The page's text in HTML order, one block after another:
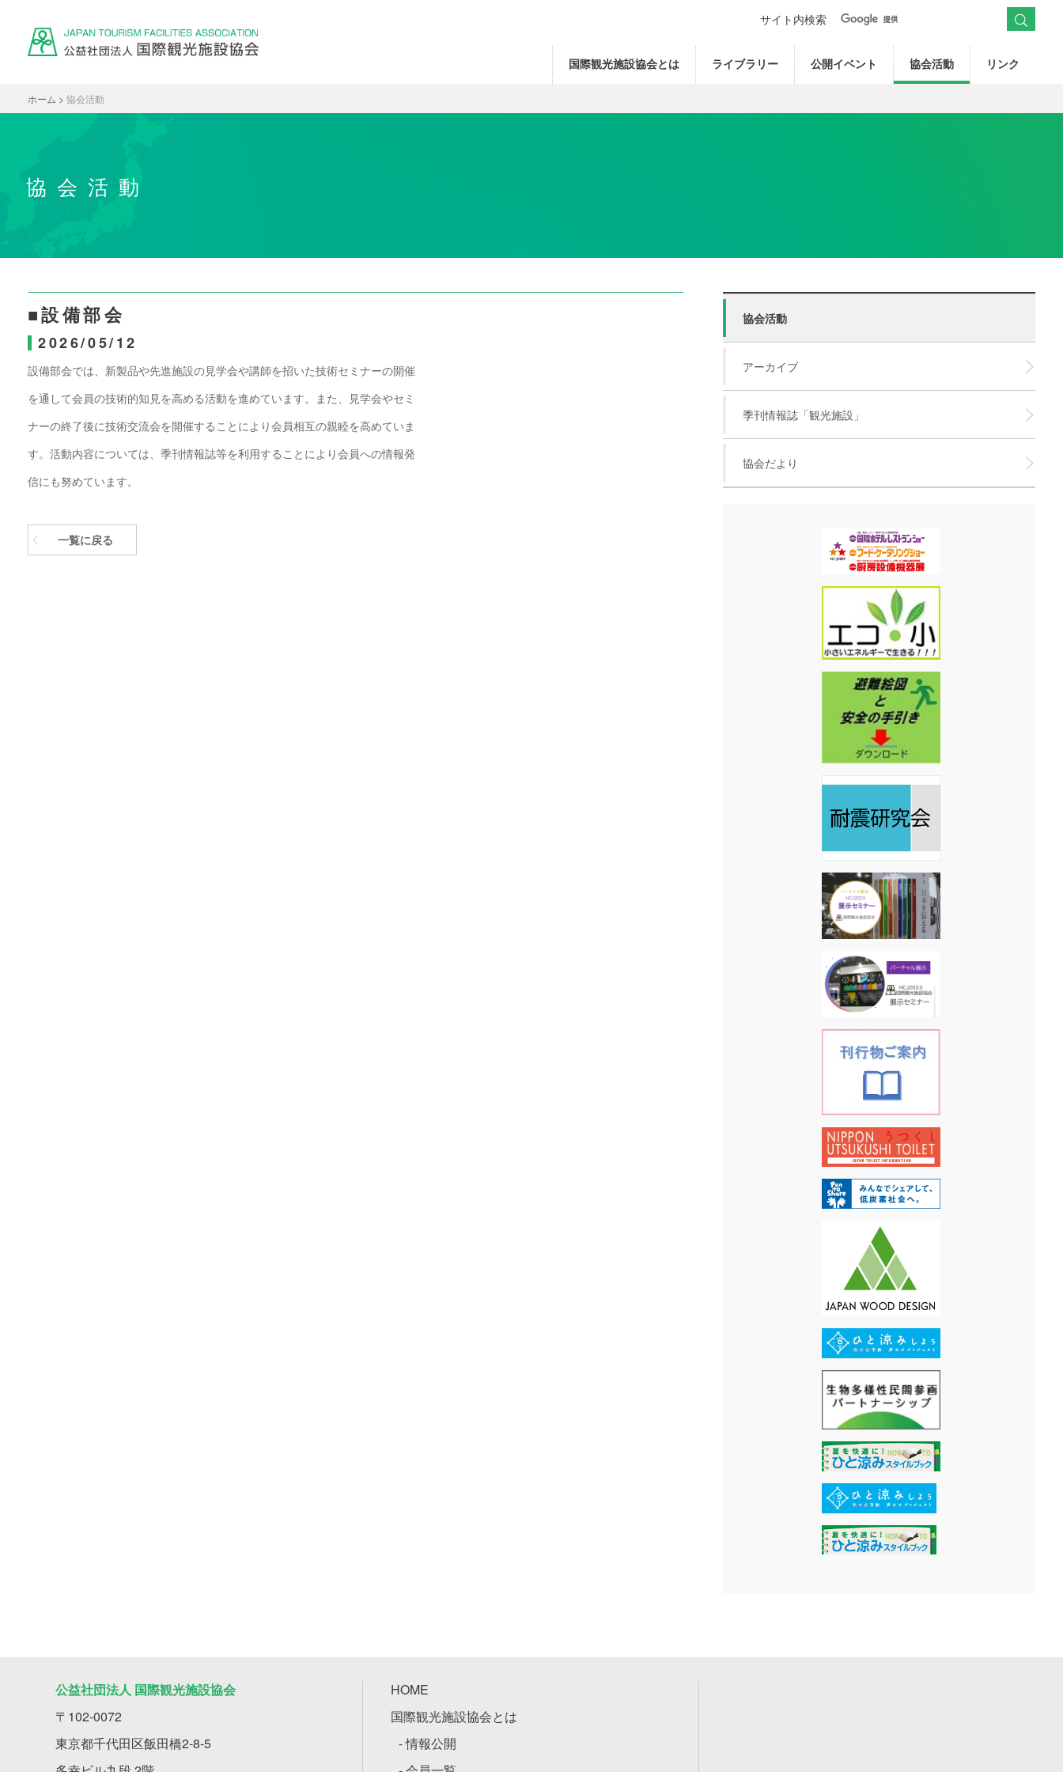
サイト内検索
国際観光施設協会とは ライブラリー 公開イベント 協会活動 リンク
ホーム > 協会活動
協会活動
■設備部会
2026/05/12
設備部会では、新製品や先進施設の見学会や講師を招いた技術セミナーの開催
を通して会員の技術的知見を高める活動を進めています。また、見学会やセミ
ナーの終了後に技術交流会を開催することにより会員相互の親睦を高めていま
す。活動内容については、季刊情報誌等を利用することにより会員への情報発
信にも努めています。
一覧に戻る
協会活動
アーカイブ
季刊情報誌「観光施設」
協会だより
公益社団法人 国際観光施設協会
〒102-0072
東京都千代田区飯田橋2-8-5
HOME
国際観光施設協会とは
- 情報公開